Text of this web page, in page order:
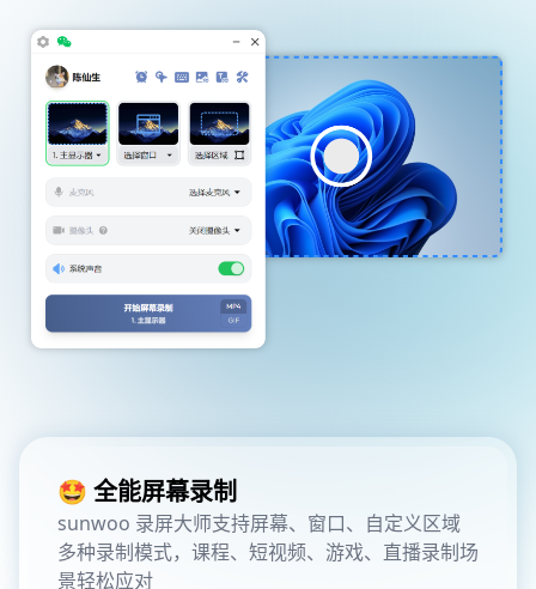
🤩 全能屏幕录制
sunwoo 录屏大师支持屏幕、窗口、自定义区域
多种录制模式，课程、短视频、游戏、直播录制场
景轻松应对